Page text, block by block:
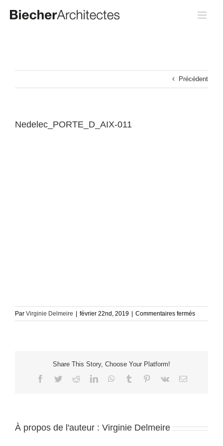
Précédent
Nedelec_PORTE_D_AIX-011
Par Virginie Delmeire février 22nd, 2019 Commentaires ferméssur
Share This Story, Choose Your Platform!
Facebook
TwitterRedditLinkedInWhatsApp
Tumblr Pinterest
Vk Email
À propos de l'auteur : Virginie Delmeire